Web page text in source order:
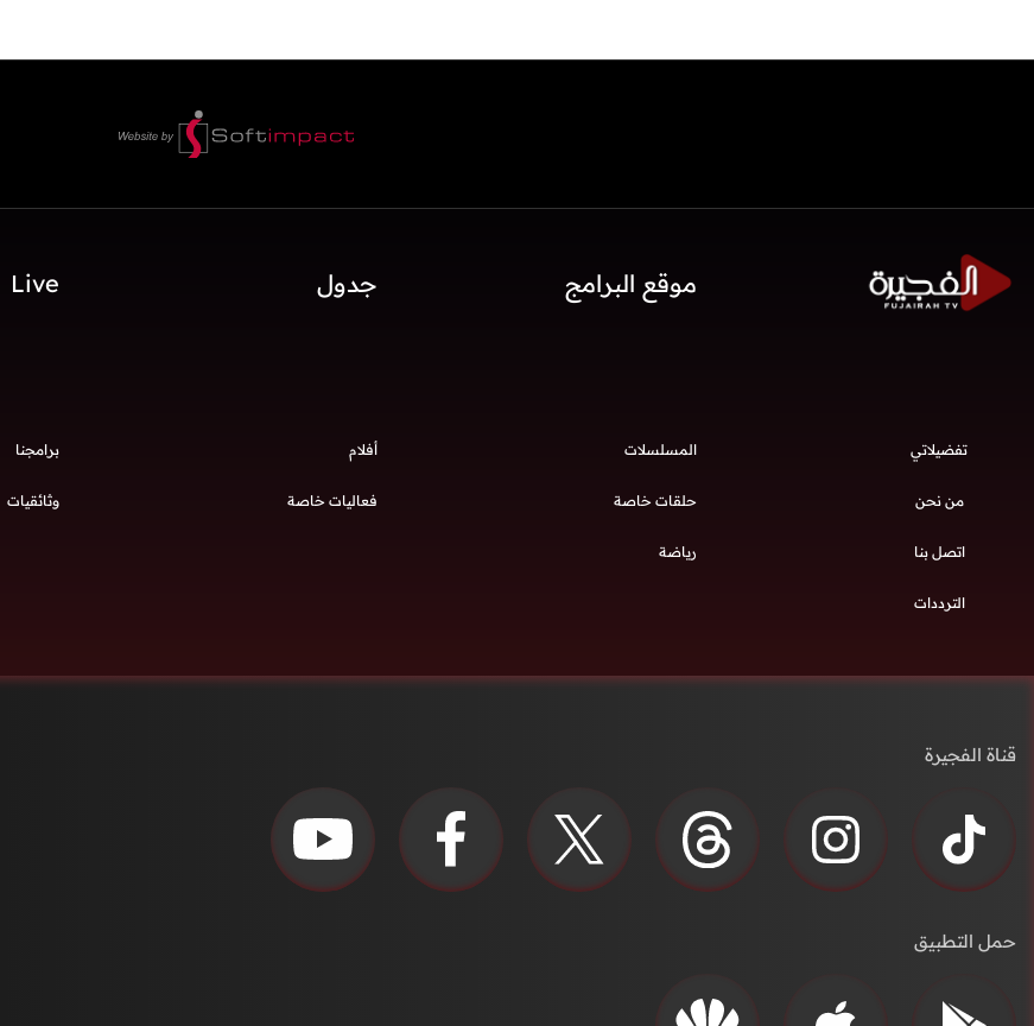
موقع البرامج جدول Live
تفضيلاتي
من نحن
اتصل بنا
الترددات
المسلسلات أفلام برامجنا
حلقات خاصة فعاليات خاصة وثائقيات
رياضة
قناة الفجيرة
حمل التطبيق